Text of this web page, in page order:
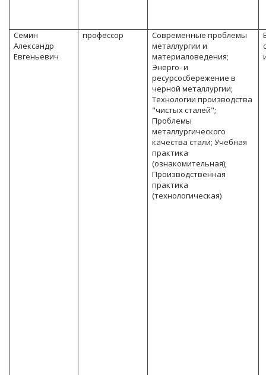
Семин
Александр
Евгеньевич
профессор
Современные проблемы
металлургии и
материаловедения;
Энерго- и
ресурсосбережение в
черной металлургии;
Технологии производства
"чистых сталей";
Проблемы
металлургического
качества стали; Учебная
практика
(ознакомительная);
Производственная
практика
(технологическая)